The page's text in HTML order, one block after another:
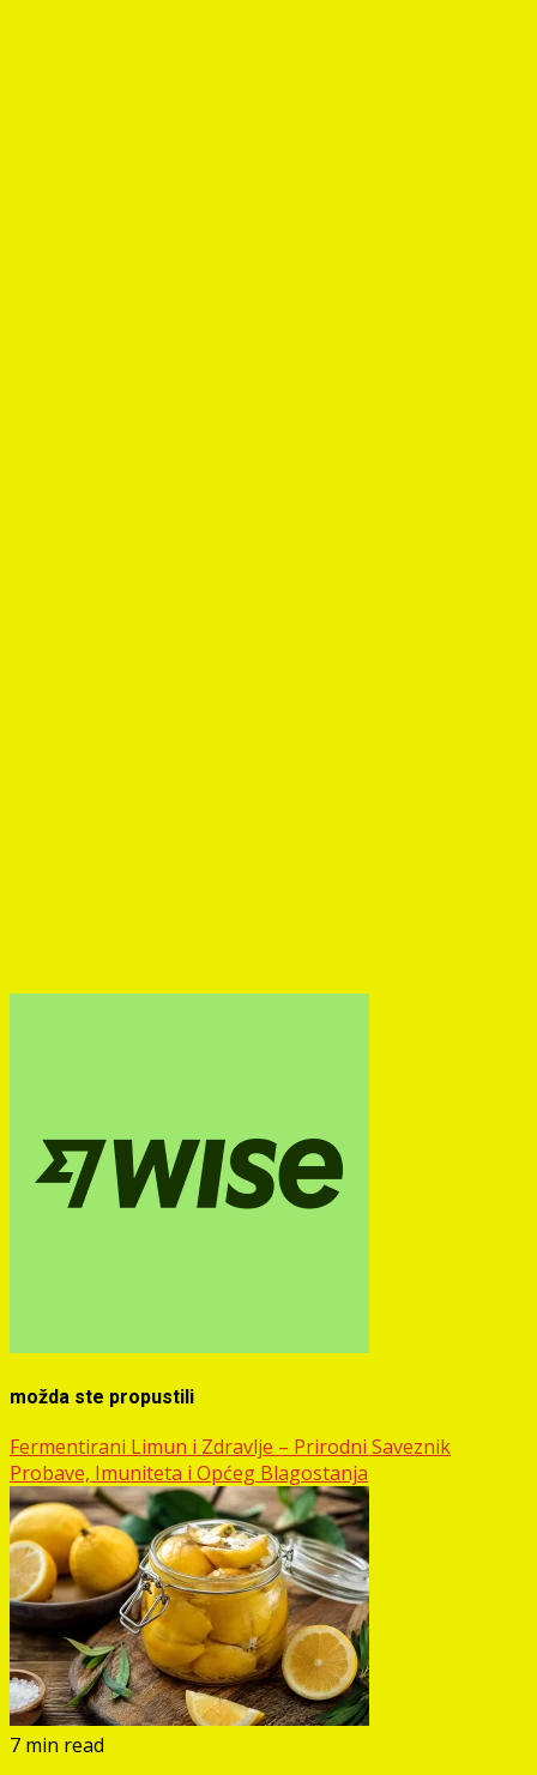
možda ste propustili
Fermentirani Limun i Zdravlje – Prirodni Saveznik
Probave, Imuniteta i Općeg Blagostanja
7 min read